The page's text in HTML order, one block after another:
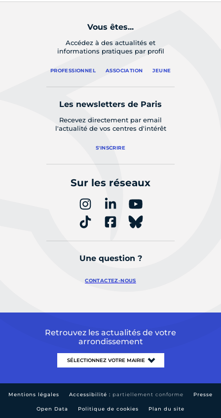
Vous êtes...
Accédez à des actualités et
informations pratiques par profil
PROFESSIONNEL ASSOCIATION JEUNE
Les newsletters de Paris
Recevez directement par email
l'actualité de vos centres d'intérêt
S'INSCRIRE
Sur les réseaux
Une question ?
CONTACTEZ-NOUS
Retrouvez les actualités de votre
arrondissement
Mentions légales Accessibilité : partiellement conforme Presse
Open Data Politique de cookies Plan du site